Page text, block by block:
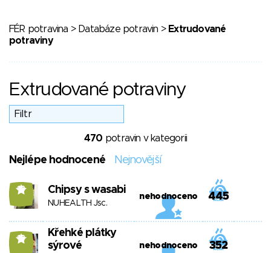
FÉR potravina > Databáze potravin > Extrudované
potraviny
Extrudované potraviny
470 potravin v kategorii
Nejlépe hodnocené Nejnovější
13 Chipsy s wasabi
NUHEALTH Jsc.
nehodnoceno 445
13
Křehké plátky
sýrové
nehodnoceno 352